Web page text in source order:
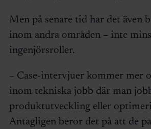
Men på senare tid har det även
inom andra områden – inte
ingenjörsroller.
– Case-intervjuer kommer mer
inom tekniska jobb där man
produktutveckling eller
Antagligen beror det på att de